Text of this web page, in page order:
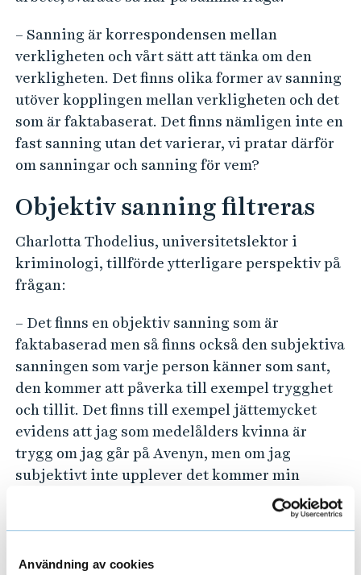
Användning av cookies
– Sanning är korrespondensen mellan
verkligheten och vårt sätt att tänka om den
verkligheten. Det finns olika former av sanning
utöver kopplingen mellan verkligheten och det
som är faktabaserat. Det finns nämligen inte en
fast sanning utan det varierar, vi pratar därför
om sanningar och sanning för vem?
Objektiv sanning filtreras
Charlotta Thodelius, universitetslektor i
kriminologi, tillförde ytterligare perspektiv på
frågan:
– Det finns en objektiv sanning som är
faktabaserad men så finns också den subjektiva
sanningen som varje person känner som sant,
den kommer att påverka till exempel trygghet
och tillit. Det finns till exempel jättemycket
evidens att jag som medelålders kvinna är
trygg om jag går på Avenyn, men om jag
subjektivt inte upplever det kommer min
sanning alltid att vara att jag är otrygg. Vi
filtrerar den objektiva sanningen genom våra
bakgrund och så vidare.